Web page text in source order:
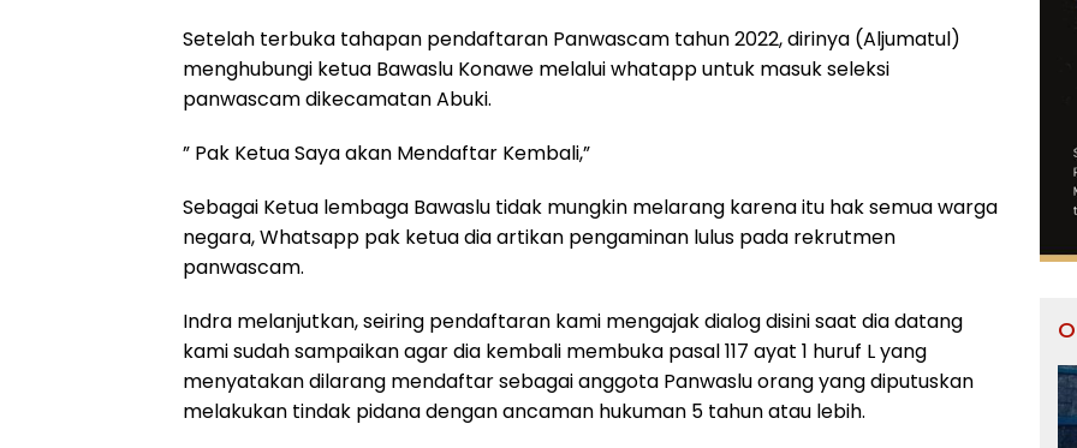
Setelah terbuka tahapan pendaftaran Panwascam tahun 2022, dirinya (Aljumatul)
menghubungi ketua Bawaslu Konawe melalui whatapp untuk masuk seleksi
panwascam dikecamatan Abuki.
” Pak Ketua Saya akan Mendaftar Kembali,”
Sebagai Ketua lembaga Bawaslu tidak mungkin melarang karena itu hak semua warga
negara, Whatsapp pak ketua dia artikan pengaminan lulus pada rekrutmen
panwascam.
Indra melanjutkan, seiring pendaftaran kami mengajak dialog disini saat dia datang
kami sudah sampaikan agar dia kembali membuka pasal 117 ayat 1 huruf L yang
menyatakan dilarang mendaftar sebagai anggota Panwaslu orang yang diputuskan
melakukan tindak pidana dengan ancaman hukuman 5 tahun atau lebih.